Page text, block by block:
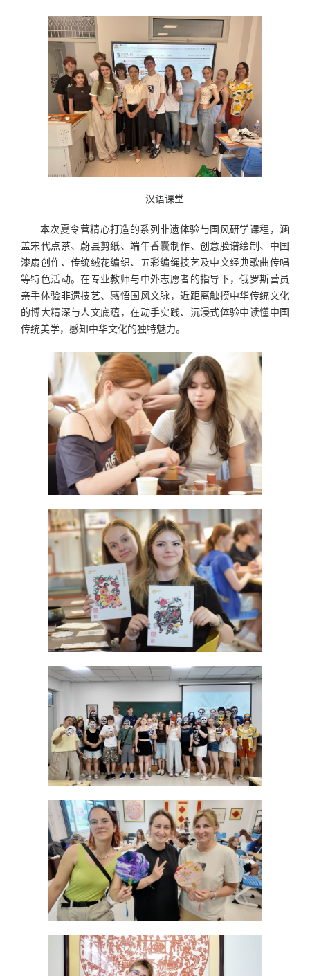
汉语课堂
本次夏令营精心打造的系列非遗体验与国风研学课程，涵
盖宋代点茶、蔚县剪纸、端午香囊制作、创意脸谱绘制、中国
漆扇创作、传统绒花编织、五彩编绳技艺及中文经典歌曲传唱
等特色活动。在专业教师与中外志愿者的指导下，俄罗斯营员
亲手体验非遗技艺、感悟国风文脉，近距离触摸中华传统文化
的博大精深与人文底蕴，在动手实践、沉浸式体验中读懂中国
传统美学，感知中华文化的独特魅力。